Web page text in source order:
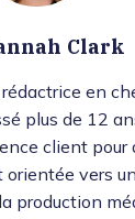
Clark
en
plus de 12
client pour
orientée vers
production